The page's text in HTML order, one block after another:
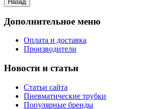
Дополнительное меню
Оплата и доставка
Производители
Новости и статьи
Статьи сайта
Пневматические трубки
Популярные бренды